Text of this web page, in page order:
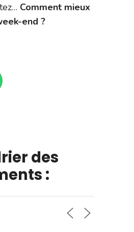
Comment mieux
end ?
des
: